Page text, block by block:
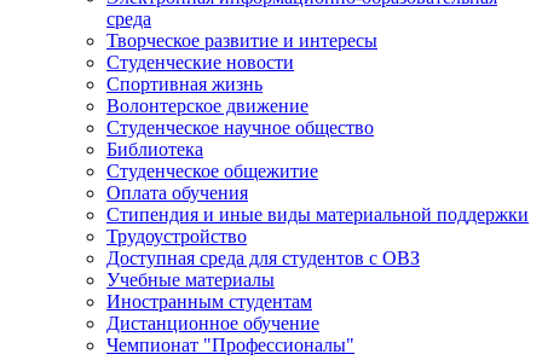
среда
Творческое развитие и интересы
Студенческие новости
Спортивная жизнь
Волонтерское движение
Студенческое научное общество
Библиотека
Студенческое общежитие
Оплата обучения
Стипендия и иные виды материальной поддержки
Трудоустройство
Доступная среда для студентов с ОВЗ
Учебные материалы
Иностранным студентам
Дистанционное обучение
Чемпионат "Профессионалы"